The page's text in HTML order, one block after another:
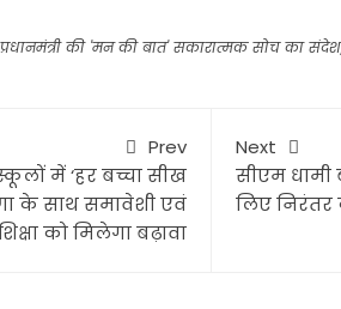
की 'मन की बात' सकारात्मक सोच का संदेश
Prev
में ‘हर बच्चा सीख
के साथ समावेशी एवं
शिक्षा को मिलेगा बढ़ावा
Next
सीएम
लिए निरंतर